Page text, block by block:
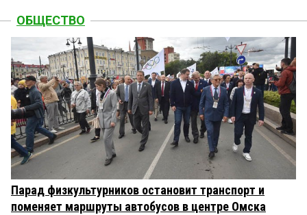
ОБЩЕСТВО
Парад физкультурников остановит транспорт и
поменяет маршруты автобусов в центре Омска